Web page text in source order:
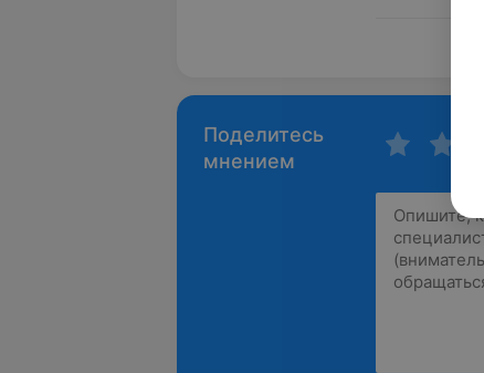
Поделитесь
мнением